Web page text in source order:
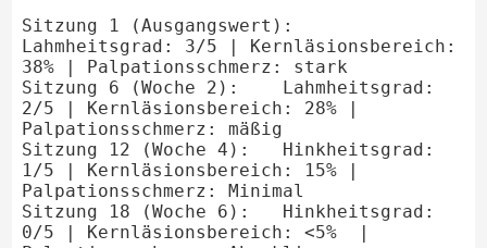
Sitzung 1 (Ausgangswert):
Lahmheitsgrad: 3/5 | Kernläsionsbereich:
38% | Palpationsschmerz: stark
Sitzung 6 (Woche 2):    Lahmheitsgrad:
2/5 | Kernläsionsbereich: 28% |
Palpationsschmerz: mäßig
Sitzung 12 (Woche 4):   Hinkheitsgrad:
1/5 | Kernläsionsbereich: 15% |
Palpationsschmerz: Minimal
Sitzung 18 (Woche 6):   Hinkheitsgrad:
0/5 | Kernläsionsbereich: <5%  |